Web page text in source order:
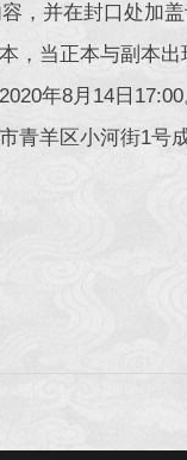
，并在封口处加盖
，当正本与副本出
年8月14日17:00
青羊区小河街1号